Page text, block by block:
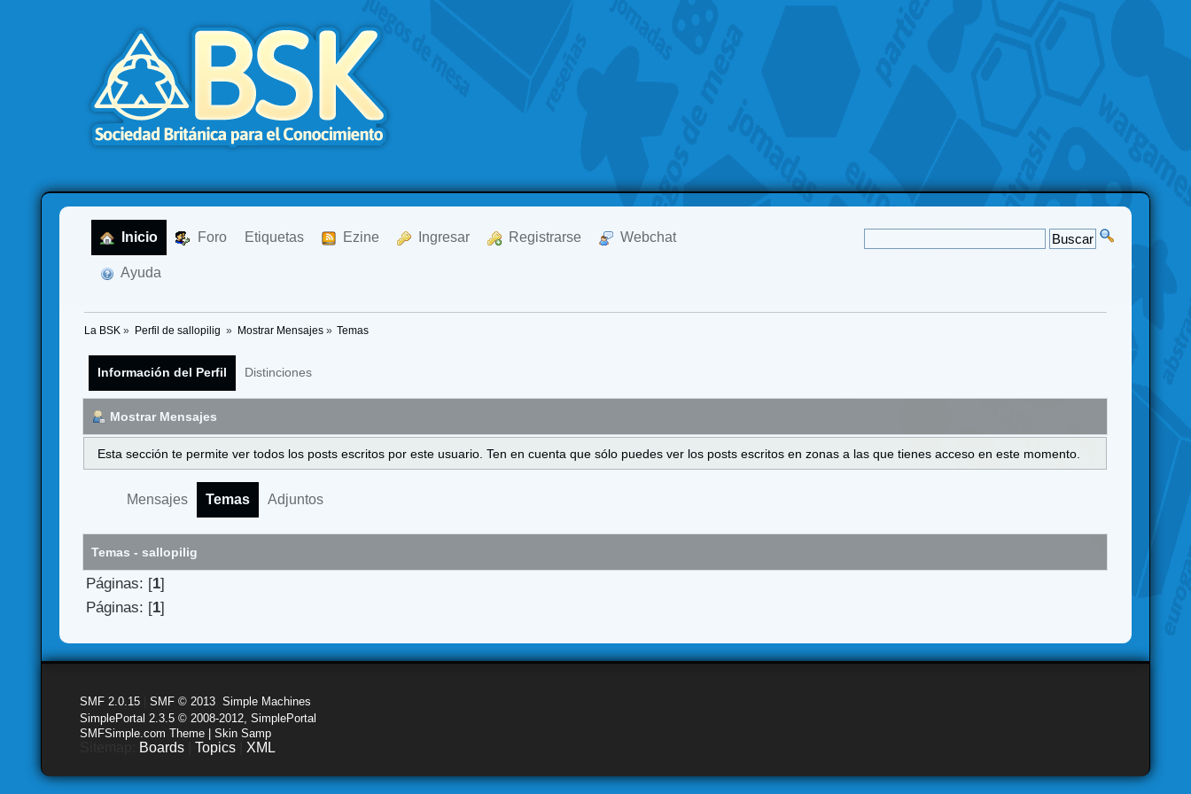
Inicio Foro Etiquetas Ezine Ingresar Registrarse Webchat
Ayuda
La BSK » Perfil de sallopilig » Mostrar Mensajes» Temas
Información del Perfil Distinciones
Mostrar Mensajes
Esta sección te permite ver todos los posts escritos por este usuario. Ten en cuenta que sólo puedes ver los posts escritos en zonas a las que tienes acceso en este momento.
Mensajes Temas Adjuntos
Temas - sallopilig
Páginas: [1]
Páginas: [1]
SMF 2.0.15 |SMF © 2013 ,Simple Machines
SimplePortal 2.3.5 © 2008-2012, SimplePortal
SMFSimple.com Theme | Skin Samp
Boards |Topics XML